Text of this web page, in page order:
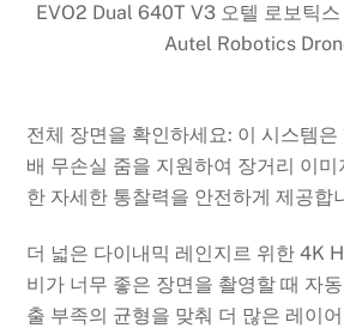
EVO2 Dual 640T V3 오텔 로보틱
Autel Robotics
전체 장면을 확인하세요: 이 시스템
배 무손실 줌을 지원하여 장거리 이
한 자세한 통찰력을 안전하게 제공합
더 넓은 다이내믹 레인지르 위한 4K
비가 너무 좋은 장면을 촬영할 때 자
출 부족의 균형을 맞춰 더 많은 레이